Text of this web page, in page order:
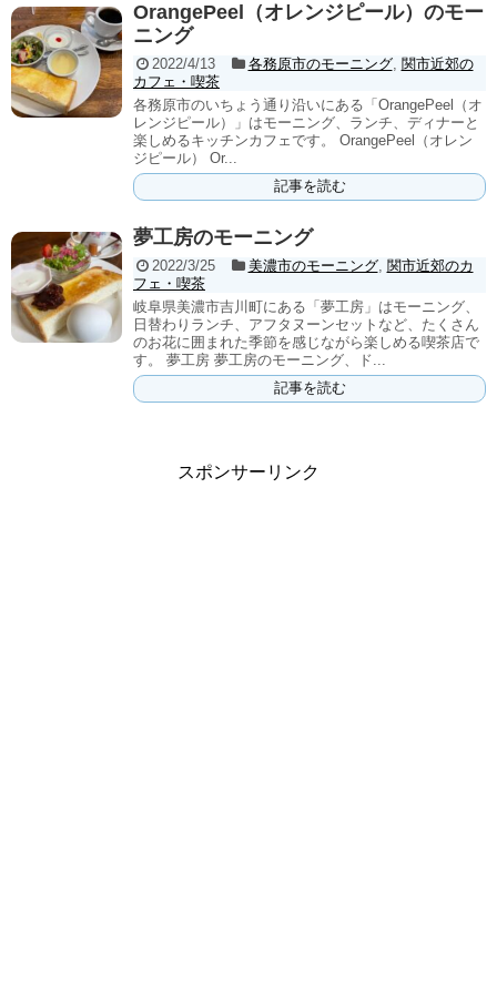
OrangePeel（オレンジピール）のモー
ニング
2022/4/13 各務原市のモーニング, 関市近郊の
カフェ・喫茶
各務原市のいちょう通り沿いにある「OrangePeel（オ
レンジピール）」はモーニング、ランチ、ディナーと
楽しめるキッチンカフェです。 OrangePeel（オレン
ジピール） Or...
記事を読む
夢工房のモーニング
2022/3/25 美濃市のモーニング, 関市近郊のカ
フェ・喫茶
岐阜県美濃市吉川町にある「夢工房」はモーニング、
日替わりランチ、アフタヌーンセットなど、たくさん
のお花に囲まれた季節を感じながら楽しめる喫茶店で
す。 夢工房 夢工房のモーニング、ド...
記事を読む
スポンサーリンク